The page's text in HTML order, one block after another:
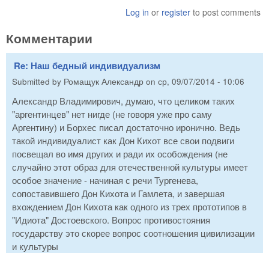
Log in or register to post comments
Комментарии
Re: Наш бедный индивидуализм
Submitted by Ромащук Александр on ср, 09/07/2014 - 10:06
Александр Владимирович, думаю, что целиком таких
"аргентинцев" нет нигде (не говоря уже про саму
Аргентину) и Борхес писал достаточно иронично. Ведь
такой индивидуалист как Дон Кихот все свои подвиги
посвещал во имя других и ради их особождения (не
случайно этот образ для отечественной культуры имеет
особое значение - начиная с речи Тургенева,
сопоставившего Дон Кихота и Гамлета, и завершая
вхождением Дон Кихота как одного из трех прототипов в
"Идиота" Достоевского. Вопрос противостояния
государству это скорее вопрос соотношения цивилизации
и культуры